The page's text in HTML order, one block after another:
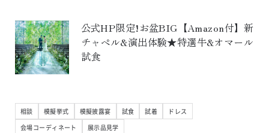
公式HP限定!お盆BIG【Amazon付】新
チャペル&演出体験★特選牛&オマール
試食
相談 模擬挙式 模擬披露宴 試食 試着
ドレス
会場コーディネート
展示品見学